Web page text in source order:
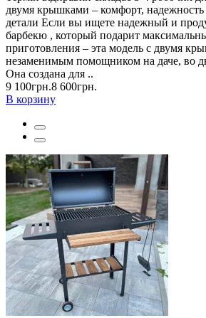
двумя крышками – комфорт,
детали Если вы ищете надежный и
барбекю , который подарит
приготовления – эта модель с двумя
незаменимым помощником на даче, во
Она создана для ..
9 100грн.8 600грн.
В корзину